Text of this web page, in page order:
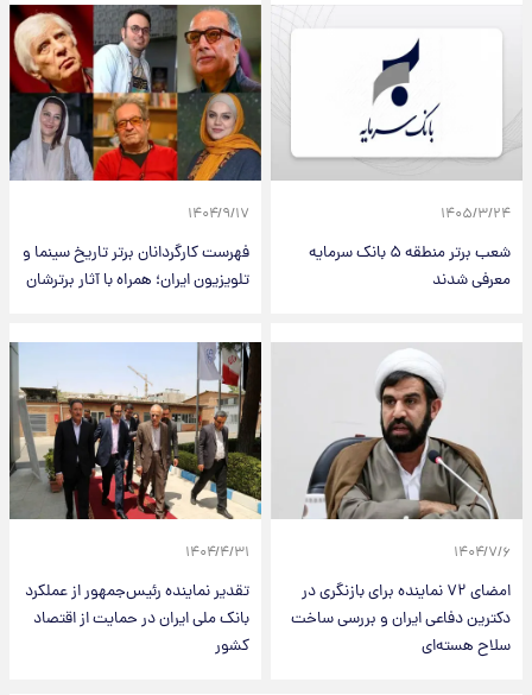
۱۴۰۵/۳/۲۴
شعب برتر منطقه ۵ بانک سرمایه
معرفی شدند
۱۴۰۴/۹/۱۷
فهرست کارگردانان برتر تاریخ سینما و
تلویزیون ایران؛ همراه با آثار برترشان
۱۴۰۴/۷/۶
امضای ۷۲ نماینده برای بازنگری در
دکترین دفاعی ایران و بررسی ساخت
سلاح هسته‌ای
۱۴۰۴/۴/۳۱
تقدیر نماینده رئیس‌جمهور از عملکرد
بانک ملی ایران در حمایت از اقتصاد
کشور